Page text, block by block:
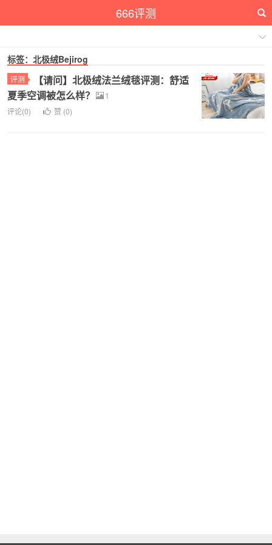
666评测
标签：北极绒Bejirog
评测
【请问】北极绒法兰绒毯评测：舒适
夏季空调被怎么样？
1
评论(0)
赞 (0)